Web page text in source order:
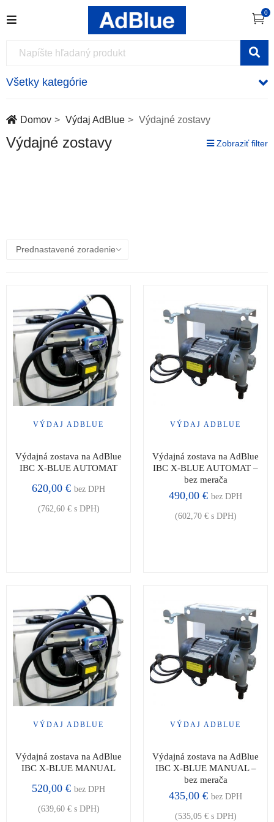
0
Všetky kategórie
Domov Výdaj AdBlue Výdajné zostavy
Výdajné zostavy Zobraziť filter
VÝDAJ ADBLUE
Výdajná zostava na AdBlue
IBC X-BLUE AUTOMAT
620,00 € bez DPH
(762,60 €s DPH)
VÝDAJ ADBLUE
Výdajná zostava na AdBlue
IBC X-BLUE AUTOMAT –
bez merača
490,00 € bez DPH
(602,70 €s DPH)
VÝDAJ ADBLUE
Výdajná zostava na AdBlue
IBC X-BLUE MANUAL
520,00 € bez DPH
(639,60 €s DPH)
VÝDAJ ADBLUE
Výdajná zostava na AdBlue
IBC X-BLUE MANUAL –
bez merača
435,00 € bez DPH
(535,05 €s DPH)